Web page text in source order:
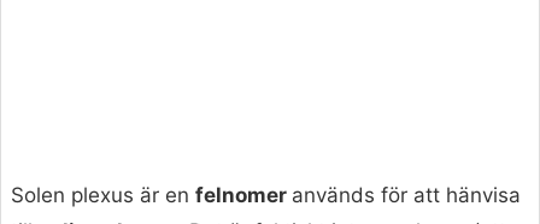
Solen plexus är en felnomer används för att hänvisa